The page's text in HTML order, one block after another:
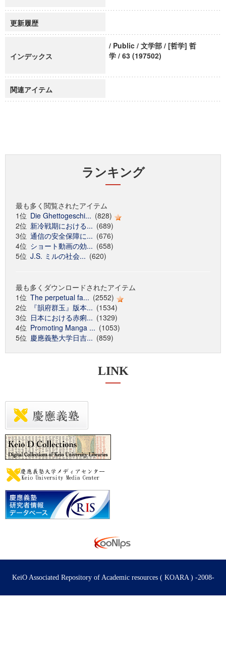
更新履歴
インデックス
/ Public / 文学部 / [哲学] 哲
学 / 63 (197502)
関連アイテム
ランキング
最も多く閲覧されたアイテム
1位 Die Ghettogeschi... (828)
2位 新冷戦期における... (689)
3位 通信の安全保障に... (676)
4位 ショート動画の効... (658)
5位 J.S. ミルの社会... (620)
最も多くダウンロードされたアイテム
1位 The perpetual fa... (2552)
2位
『韻府群玉』版本... (1534)
3位 日本における赤痢... (1329)
4位 Promoting Manga ... (1053)
5位 慶應義塾大学日吉... (859)
LINK
KeiO Associated Repository of Academic resources ( KOARA ) -2008-